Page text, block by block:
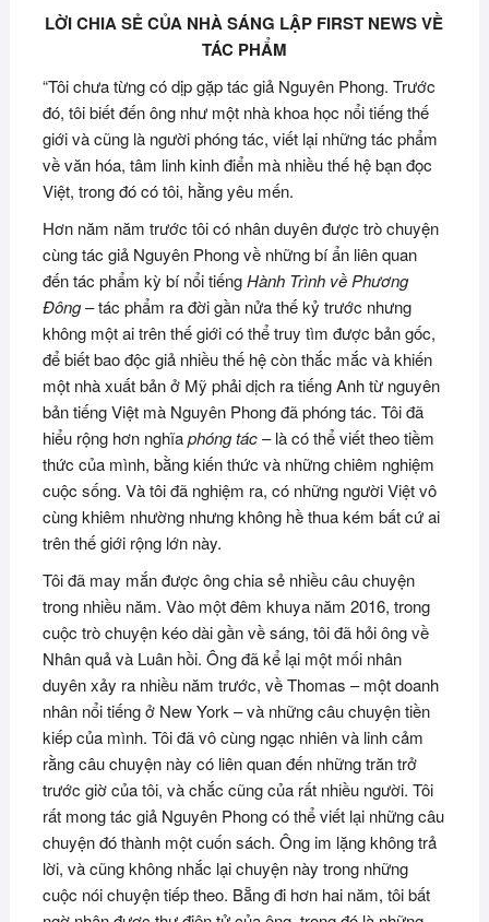
LỜI CHIA SẺ CỦA NHÀ SÁNG LẬP FIRST NEWS VỀ
TÁC PHẨM
“Tôi chưa từng có dịp gặp tác giả Nguyên Phong. Trước
đó, tôi biết đến ông như một nhà khoa học nổi tiếng thế
giới và cũng là người phóng tác, viết lại những tác phẩm
về văn hóa, tâm linh kinh điển mà nhiều thế hệ bạn đọc
Việt, trong đó có tôi, hằng yêu mến.
Hơn năm năm trước tôi có nhân duyên được trò chuyện
cùng tác giả Nguyên Phong về những bí ẩn liên quan
đến tác phẩm kỳ bí nổi tiếngHành Trình về Phương
Đông– tác phẩm ra đời gần nửa thế kỷ trước nhưng
không một ai trên thế giới có thể truy tìm được bản gốc,
để biết bao độc giả nhiều thế hệ còn thắc mắc và khiến
một nhà xuất bản ở Mỹ phải dịch ra tiếng Anh từ nguyên
bản tiếng Việt mà Nguyên Phong đã phóng tác. Tôi đã
hiểu rộng hơn nghĩaphóng tác– là có thể viết theo tiềm
thức của mình, bằng kiến thức và những chiêm nghiệm
cuộc sống. Và tôi đã nghiệm ra, có những người Việt vô
cùng khiêm nhường nhưng không hề thua kém bất cứ ai
trên thế giới rộng lớn này.
Tôi đã may mắn được ông chia sẻ nhiều câu chuyện
trong nhiều năm. Vào một đêm khuya năm 2016, trong
cuộc trò chuyện kéo dài gần về sáng, tôi đã hỏi ông về
Nhân quả và Luân hồi. Ông đã kể lại một mối nhân
duyên xảy ra nhiều năm trước, về Thomas – một doanh
nhân nổi tiếng ở New York – và những câu chuyện tiền
kiếp của mình. Tôi đã vô cùng ngạc nhiên và linh cảm
rằng câu chuyện này có liên quan đến những trăn trở
trước giờ của tôi, và chắc cũng của rất nhiều người. Tôi
rất mong tác giả Nguyên Phong có thể viết lại những câu
chuyện đó thành một cuốn sách. Ông im lặng không trả
lời, và cũng không nhắc lại chuyện này trong những
cuộc nói chuyện tiếp theo. Bẵng đi hơn hai năm, tôi bất